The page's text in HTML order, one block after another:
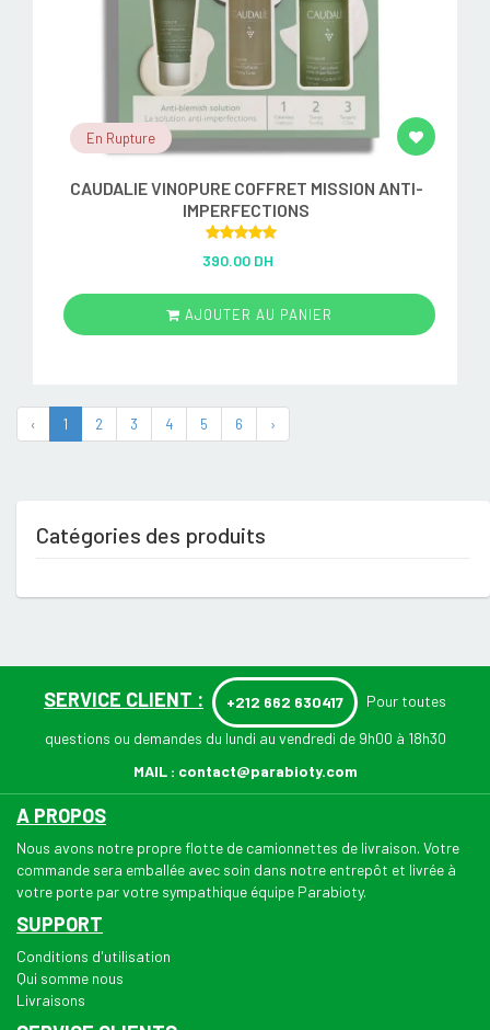
En Rupture
CAUDALIE VINOPURE COFFRET MISSION ANTI-
IMPERFECTIONS
out of 5
390.00 DH
AJOUTER AU PANIER
‹ 1 2 3 4 5 6 ›
Catégories des produits
SERVICE CLIENT : +212 662 630417 Pour toutes
questions ou demandes du lundi au vendredi de 9h00 à 18h30
MAIL : contact@parabioty.com
A PROPOS
Nous avons notre propre flotte de camionnettes de livraison. Votre
commande sera emballée avec soin dans notre entrepôt et livrée à
votre porte par votre sympathique équipe Parabioty.
SUPPORT
Conditions d'utilisation
Qui somme nous
Livraisons